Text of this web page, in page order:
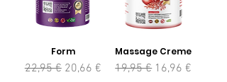
Form
Precio
22,95 € Precio de oferta
20,66 €
Massage Creme
Precio
19,95 € Precio de oferta
16,96 €